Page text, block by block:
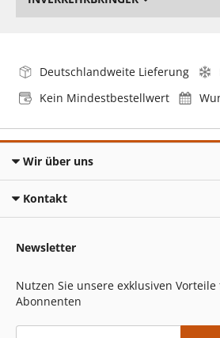
Deutschlandweite Lieferung
Kein Mindestbestellwert
Wir über uns
Kontakt
Newsletter
Nutzen Sie unsere exklusiven
Abonnenten